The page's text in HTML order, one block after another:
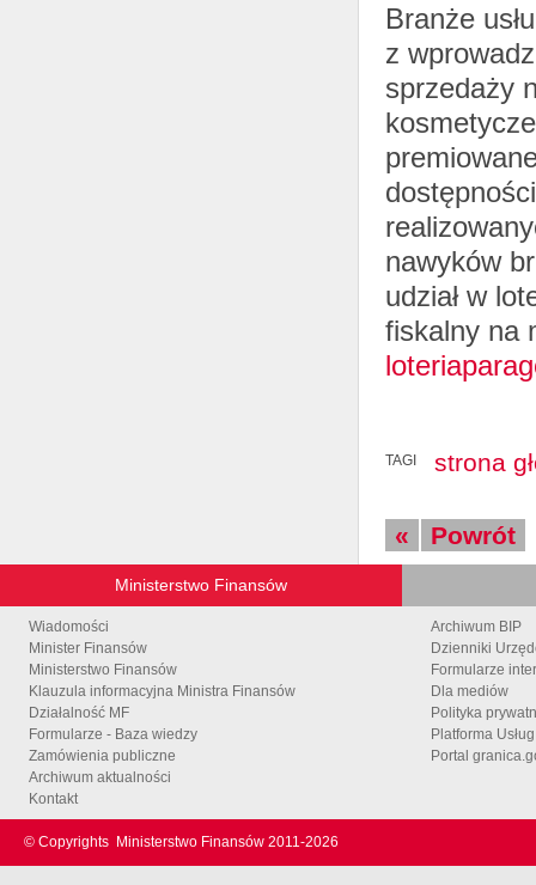
Branże
z
sprzedaży
nawyków
udział w
fiskalny na
TAGI strona
« Powrót
Ministerstwo Finansów
Wiadomości
Minister Finansów
Ministerstwo Finansów
Klauzula informacyjna Ministra Finansów
Działalność MF
Formularze - Baza wiedzy
Zamówienia publiczne
Archiwum aktualności
Kontakt
Archiwum BIP
Dzienniki
Formularze
Dla mediów
Polityka
Platforma
Portal
© Copyrights Ministerstwo Finansów 2011-2026